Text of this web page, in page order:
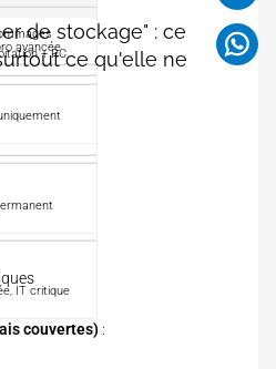
avancée
+ RC
IT critique
de stockage" : ce
ce qu'elle ne
couvertes) :